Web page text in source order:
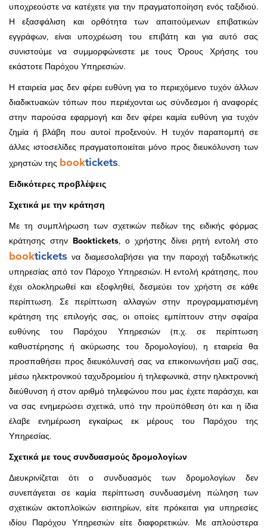
υποχρεούστε να κατέχετε για την πραγματοποίηση ενός ταξιδιού.
Η εξασφάλιση και ορθότητα των απαιτούμενων επιβατικών
εγγράφων, είναι υποχρέωση του επιβάτη και για αυτό σας
συνιστούμε να συμμορφώνεστε με τους Όρους Χρήσης του
εκάστοτε Παρόχου Υπηρεσιών.
Η εταιρεία μας δεν φέρει ευθύνη για το περιεχόμενο τυχόν άλλων
διαδικτυακών τόπων που περιέχονται ως σύνδεσμοι ή αναφορές
στην παρούσα εφαρμογή και δεν φέρει καμία ευθύνη για τυχόν
ζημία ή βλάβη που αυτοί προξενούν. Η τυχόν παραπομπή σε
άλλες ιστοσελίδες πραγματοποιείται μόνο προς διευκόλυνση των
χρηστών της booktickets.
Ειδικότερες προβλέψεις
Σχετικά με την κράτηση
Με τη συμπλήρωση των σχετικών πεδίων της ειδικής φόρμας
κράτησης στην Booktickets, ο χρήστης δίνει ρητή εντολή στο
booktickets να διαμεσολαβήσει για την παροχή ταξιδιωτικής
υπηρεσίας από τον Πάροχο Υπηρεσιών. Η εντολή κράτησης, που
έχει ολοκληρωθεί και εξοφληθεί, δεσμεύει τον χρήστη σε κάθε
περίπτωση. Σε περίπτωση αλλαγών στην προγραμματισμένη
κράτηση της επιλογής σας, οι οποίες εμπίπτουν στην σφαίρα
ευθύνης του Παρόχου Υπηρεσιών (π.χ. σε περίπτωση
καθυστέρησης ή ακύρωσης του δρομολογίου), η εταιρεία θα
προσπαθήσει προς διευκόλυνσή σας να επικοινωνήσει μαζί σας,
μέσω ηλεκτρονικού ταχυδρομείου ή τηλεφωνικά, στην ηλεκτρονική
διεύθυνση ή στον αριθμό τηλεφώνου που μας έχετε παράσχει, και
να σας ενημερώσει σχετικά, υπό την προϋπόθεση ότι και η ίδια
έλαβε ενημέρωση εγκαίρως εκ μέρους του Παρόχου της
Υπηρεσίας.
Σχετικά με τους συνδυασμούς δρομολογίων
Διευκρινίζεται ότι ο συνδυασμός των δρομολογίων δεν
συνεπάγεται σε καμία περίπτωση συνδυασμένη πώληση των
σχετικών ακτοπλοϊκών εισιτηρίων, είτε πρόκειται για υπηρεσίες
ιδίου Παρόχου Υπηρεσιών είτε διαφορετικών. Με απλούστερα